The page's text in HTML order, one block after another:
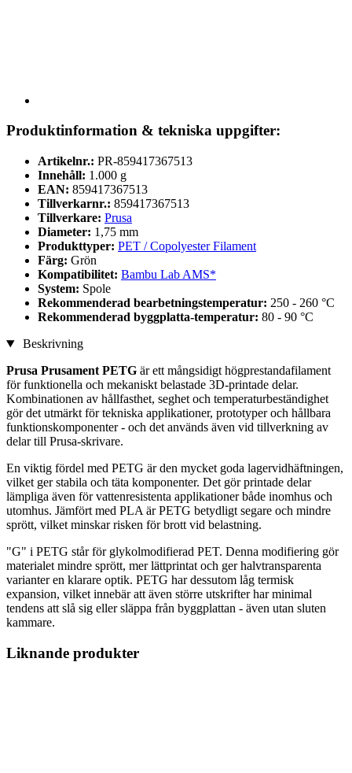
Produktinformation & tekniska uppgifter:
Artikelnr.: PR-859417367513
Innehåll: 1.000 g
EAN: 859417367513
Tillverkarnr.: 859417367513
Tillverkare: Prusa
Diameter: 1,75 mm
Produkttyper: PET / Copolyester Filament
Färg: Grön
Kompatibilitet: Bambu Lab AMS*
System: Spole
Rekommenderad bearbetningstemperatur: 250 - 260 °C
Rekommenderad byggplatta-temperatur: 80 - 90 °C
Beskrivning
Prusa Prusament PETG är ett mångsidigt högprestandafilament
för funktionella och mekaniskt belastade 3D-printade delar.
Kombinationen av hållfasthet, seghet och temperaturbeständighet
gör det utmärkt för tekniska applikationer, prototyper och hållbara
funktionskomponenter - och det används även vid tillverkning av
delar till Prusa-skrivare.
En viktig fördel med PETG är den mycket goda lagervidhäftningen,
vilket ger stabila och täta komponenter. Det gör printade delar
lämpliga även för vattenresistenta applikationer både inomhus och
utomhus. Jämfört med PLA är PETG betydligt segare och mindre
sprött, vilket minskar risken för brott vid belastning.
"G" i PETG står för glykolmodifierad PET. Denna modifiering gör
materialet mindre sprött, mer lättprintat och ger halvtransparenta
varianter en klarare optik. PETG har dessutom låg termisk
expansion, vilket innebär att även större utskrifter har minimal
tendens att slå sig eller släppa från byggplattan - även utan sluten
kammare.
Liknande produkter